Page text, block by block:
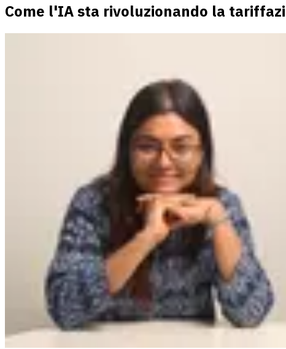
Come l'IA sta rivoluzionando la